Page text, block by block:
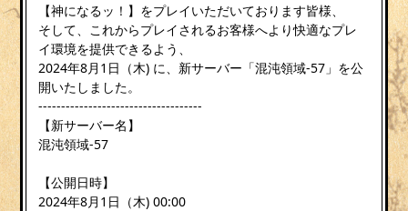
【神になるッ！】をプレイいただいております皆様、
そして、これからプレイされるお客様へより快適なプレ
イ環境を提供できるよう、
2024年8月1日（木) に、新サーバー「混沌領域-57」を公
開いたしました。
------------------------------------
【新サーバー名】
混沌領域-57
【公開日時】
2024年8月1日（木) 00:00